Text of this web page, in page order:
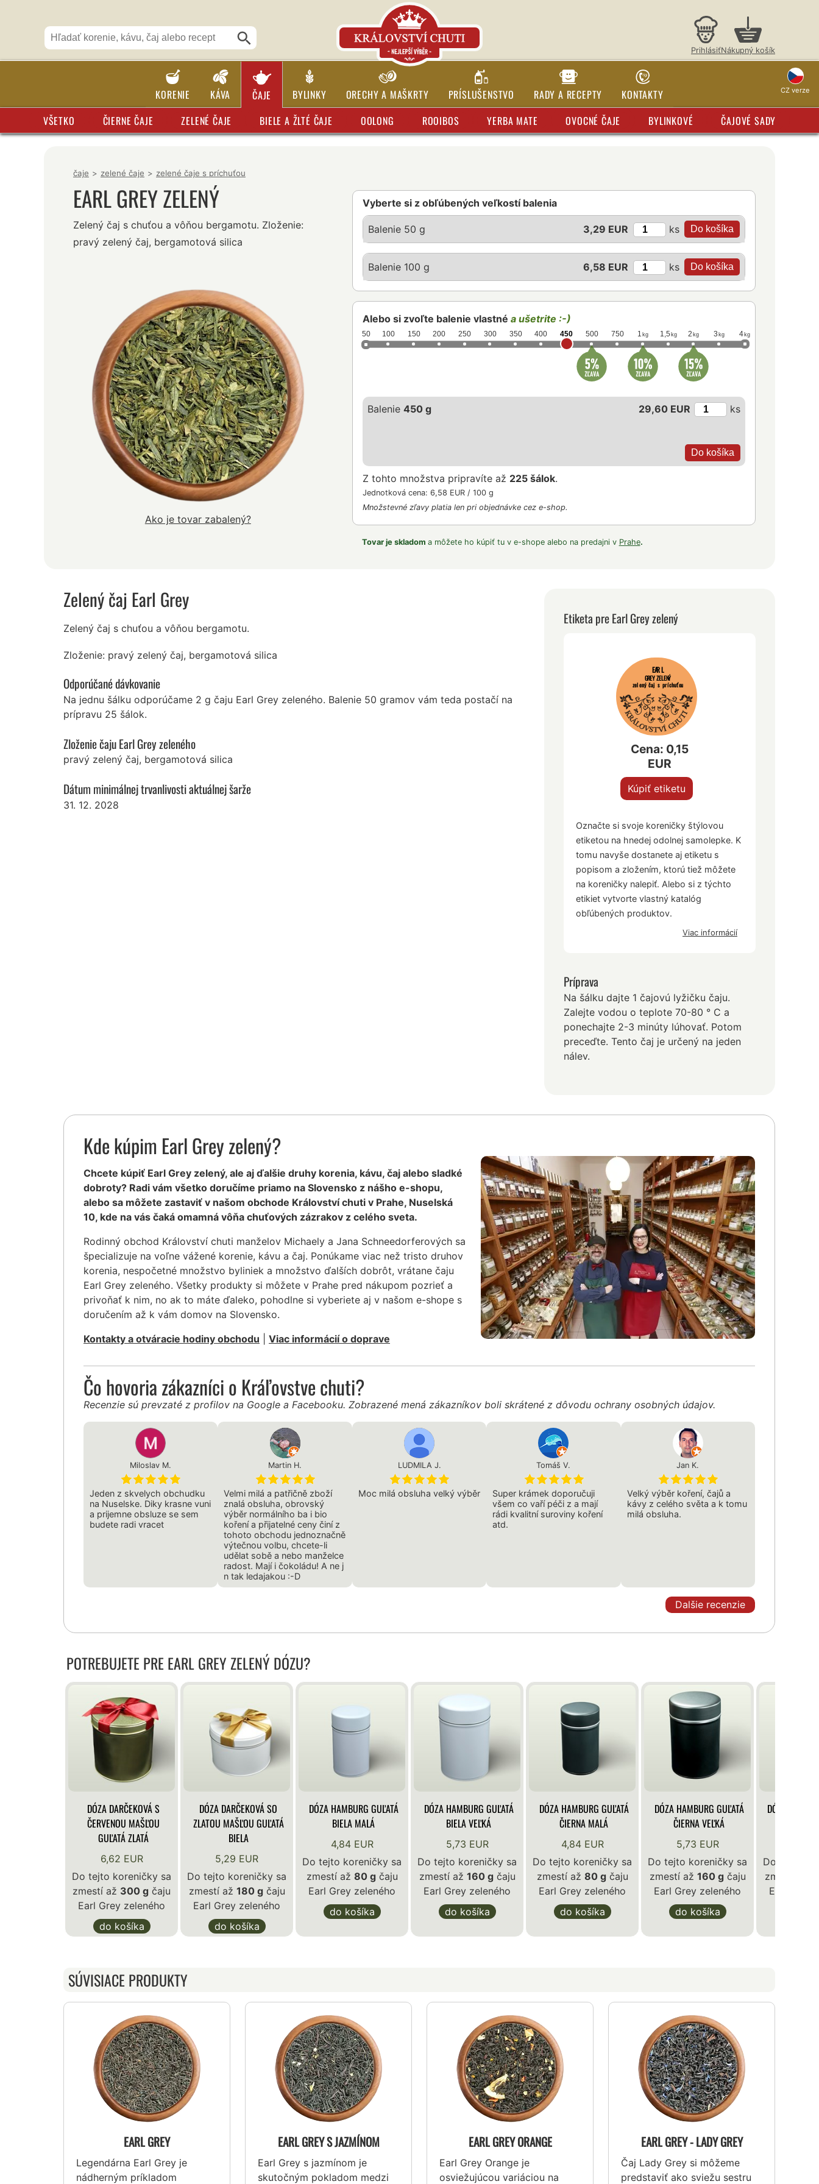
PrihlásiťNákupný košík
KORENIE KÁVA ČAJE BYLINKY ORECHY A MAŠKRTY PRÍSLUŠENSTVO RADY A RECEPTY KONTAKTY CZ verze
VŠETKO ČIERNE ČAJE ZELENÉ ČAJE BIELE A ŽLTÉ ČAJE OOLONG ROOIBOS YERBA MATE OVOCNÉ ČAJE BYLINKOVÉ ČAJOVÉ SADY
čaje > zelené čaje > zelené čaje s príchuťou
EARL GREY ZELENÝ
Zelený čaj s chuťou a vôňou bergamotu. Zloženie:
pravý zelený čaj, bergamotová silica
Ako je tovar zabalený?
Vyberte si z obľúbených veľkostí balenia
Balenie 50 g 3,29 EUR ks
Balenie 100 g 6,58 EUR ks
Alebo si zvoľte balenie vlastné a ušetrite :-)
50 100 150 200 250 300 350 400 450 500 750 1 kg 1,5 kg 2 kg 3 kg 4 kg
Balenie 450 g 29,60 EUR ks
Z tohto množstva pripravíte až 225 šálok.
Jednotková cena: 6,58 EUR / 100 g
Množstevné zľavy platia len pri objednávke cez e-shop.
Tovar je skladom a môžete ho kúpiť tu v e-shope alebo na predajni v Prahe.
Zelený čaj Earl Grey
Zelený čaj s chuťou a vôňou bergamotu.
Zloženie: pravý zelený čaj, bergamotová silica
Odporúčané dávkovanie
Na jednu šálku odporúčame 2 g čaju Earl Grey zeleného. Balenie 50 gramov vám teda postačí na
prípravu 25 šálok.
Zloženie čaju Earl Grey zeleného
pravý zelený čaj, bergamotová silica
Dátum minimálnej trvanlivosti aktuálnej šarže
31. 12. 2028
Etiketa pre Earl Grey zelený
EARL
GREY ZELENÝ
zelený čaj s príchuťou
Cena: 0,15
EUR
Kúpiť etiketu
Označte si svoje koreničky štýlovou
etiketou na hnedej odolnej samolepke. K
tomu navyše dostanete aj etiketu s
popisom a zložením, ktorú tiež môžete
na koreničky nalepiť. Alebo si z týchto
etikiet vytvorte vlastný katalóg
obľúbených produktov.
Viac informácií
Príprava
Na šálku dajte 1 čajovú lyžičku čaju.
Zalejte vodou o teplote 70-80 ° C a
ponechajte 2-3 minúty lúhovať. Potom
preceďte. Tento čaj je určený na jeden
nálev.
Kde kúpim Earl Grey zelený?
Chcete kúpiť Earl Grey zelený, ale aj ďalšie druhy korenia, kávu, čaj alebo sladké
dobroty? Radi vám všetko doručíme priamo na Slovensko z nášho e-shopu,
alebo sa môžete zastaviť v našom obchode Království chuti v Prahe, Nuselská
10, kde na vás čaká omamná vôňa chuťových zázrakov z celého sveta.
Rodinný obchod Království chuti manželov Michaely a Jana Schneedorferových sa
špecializuje na voľne vážené korenie, kávu a čaj. Ponúkame viac než tristo druhov
korenia, nespočetné množstvo byliniek a množstvo ďalších dobrôt, vrátane čaju
Earl Grey zeleného. Všetky produkty si môžete v Prahe pred nákupom pozrieť a
privoňať k nim, no ak to máte ďaleko, pohodlne si vyberiete aj v našom e-shope s
doručením až k vám domov na Slovensko.
Kontakty a otváracie hodiny obchodu
Viac informácií o doprave
Čo hovoria zákazníci o Kráľovstve chuti?
Recenzie sú prevzaté z profilov na Google a Facebooku. Zobrazené mená zákazníkov boli skrátené z dôvodu ochrany osobných údajov.
Miloslav M.
Jeden z skvelych obchudku
na Nuselske. Diky krasne vuni
a prijemne obsluze se sem
budete radi vracet
Martin H.
Velmi milá a patřičně zboží
znalá obsluha, obrovský
výběr normálního ba i bio
koření a přijatelné ceny činí z
tohoto obchodu jednoznačně
výtečnou volbu, chcete-li
udělat sobě a nebo manželce
radost. Mají i čokoládu! A ne j
n tak ledajakou :-D
LUDMILA J.
Moc milá obsluha velký výběr
Tomáš V.
Super krámek doporučuji
všem co vaří péči z a mají
rádi kvalitní suroviny koření
atd.
Jan K.
Velký výběr koření, čajů a
kávy z celého světa a k tomu
milá obsluha.
Dalšie recenzie
POTREBUJETE PRE EARL GREY ZELENÝ DÓZU?
DÓZA DARČEKOVÁ S
ČERVENOU MAŠĽOU
GUĽATÁ ZLATÁ
6,62 EUR
Do tejto koreničky sa
zmestí až 300 g čaju
Earl Grey zeleného
do košíka
DÓZA DARČEKOVÁ SO
ZLATOU MAŠĽOU GUĽATÁ
BIELA
5,29 EUR
Do tejto koreničky sa
zmestí až 180 gčaju
Earl Grey zeleného
do košíka
DÓZA HAMBURG GUĽATÁ
BIELA MALÁ
4,84 EUR
Do tejto koreničky sa
zmestí až 80 gčaju
Earl Grey zeleného
do košíka
DÓZA HAMBURG GUĽATÁ
BIELA VEĽKÁ
5,73 EUR
Do tejto koreničky sa
zmestí až 160 gčaju
Earl Grey zeleného
do košíka
DÓZA HAMBURG GUĽATÁ
ČIERNA MALÁ
4,84 EUR
Do tejto koreničky sa
zmestí až 80 gčaju
Earl Grey zeleného
do košíka
DÓZA HAMBURG GUĽATÁ
ČIERNA VEĽKÁ
5,73 EUR
Do tejto koreničky sa
zmestí až 160 gčaju
Earl Grey zeleného
do košíka
DÓZA KLASIK
Do tejto
zmestí až
Earl Grey
SÚVISIACE PRODUKTY
EARL GREY
Legendárna Earl Grey je
nádherným príkladom
EARL GREY S JAZMÍNOM
Earl Grey s jazmínom je
skutočným pokladom medzi
EARL GREY ORANGE
Earl Grey Orange je
osviežujúcou variáciou na
EARL GREY - LADY GREY
Čaj Lady Grey si môžeme
predstaviť ako sviežu sestru